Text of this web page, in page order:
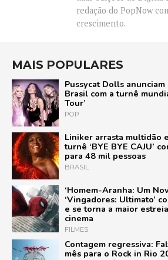
redação do PopNow
crescimento.
MAIS POPULARES
Pussycat Dolls
Brasil com a turnê
Tour’
POP
Liniker arrasta multidão
turnê ‘BYE BYE CAJU’
para 48 mil pessoas
BRASIL
‘Homem-Aranha: Um
‘Vingadores: Ultimato’
e se torna a maior
cinema
FILMES
Contagem regressiva:
mês para o Rock in Rio